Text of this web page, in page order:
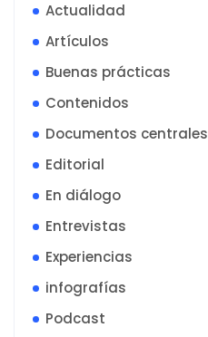
Actualidad
Artículos
Buenas prácticas
Contenidos
Documentos centrales
Editorial
En diálogo
Entrevistas
Experiencias
infografías
Podcast